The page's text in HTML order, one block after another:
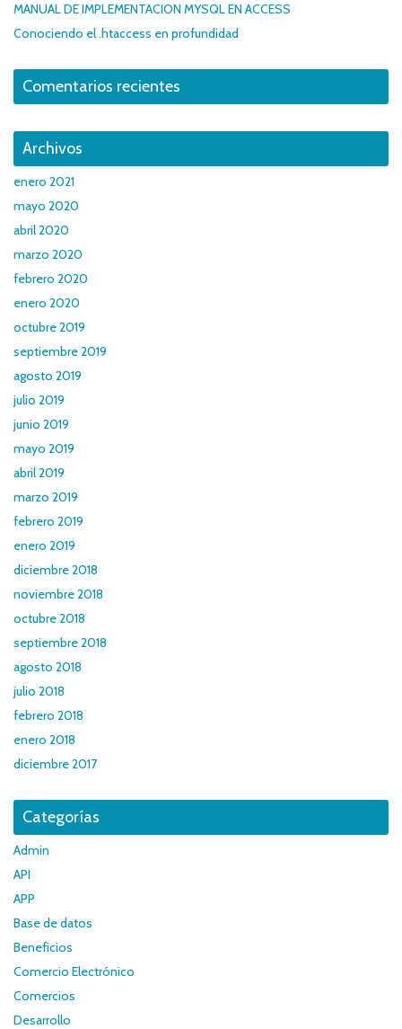
MANUAL DE IMPLEMENTACION MYSQL EN ACCESS
Conociendo el .htaccess en profundidad
Comentarios recientes
Archivos
enero 2021
mayo 2020
abril 2020
marzo 2020
febrero 2020
enero 2020
octubre 2019
septiembre 2019
agosto 2019
julio 2019
junio 2019
mayo 2019
abril 2019
marzo 2019
febrero 2019
enero 2019
diciembre 2018
noviembre 2018
octubre 2018
septiembre 2018
agosto 2018
julio 2018
febrero 2018
enero 2018
diciembre 2017
Categorías
Admin
API
APP
Base de datos
Beneficios
Comercio Electrónico
Comercios
Desarrollo